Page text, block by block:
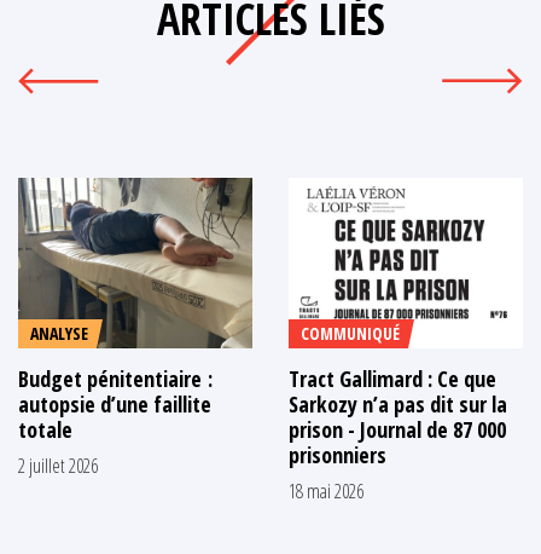
ARTICLES LIÉS
ANALYSE
Budget pénitentiaire :
autopsie d’une faillite
totale
2 juillet 2026
COMMUNIQUÉ
Tract Gallimard : Ce que
Sarkozy n’a pas dit sur la
prison - Journal de 87 000
prisonniers
18 mai 2026